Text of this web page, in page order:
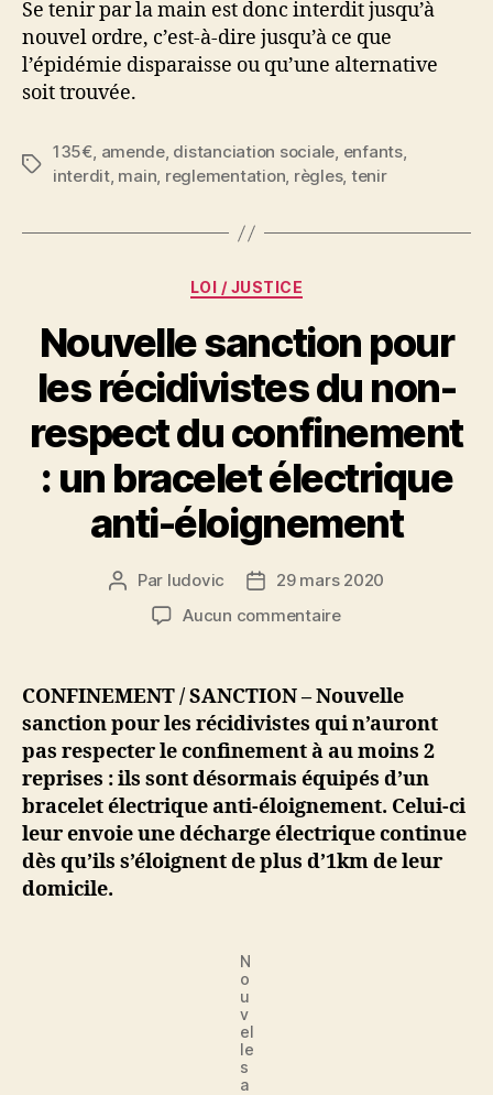
Se tenir par la main est donc interdit jusqu’à
nouvel ordre, c’est-à-dire jusqu’à ce que
l’épidémie disparaisse ou qu’une alternative
soit trouvée.
Étiquettes
135€, amende, distanciation sociale, enfants,
interdit, main, reglementation, règles, tenir
Catégories
LOI / JUSTICE
Nouvelle sanction pour
les récidivistes du non-
respect du confinement
: un bracelet électrique
anti-éloignement
Auteur
l’article
Par ludovic
Date29 mars 2020
Aucun commentairesur
les
récidivistes
du
non-
respect
du
confinement
CONFINEMENT / SANCTION – Nouvelle
sanction pour les récidivistes qui n’auront
pas respecter le confinement à au moins 2
reprises : ils sont désormais équipés d’un
bracelet électrique anti-éloignement. Celui-ci
leur envoie une décharge électrique continue
dès qu’ils s’éloignent de plus d’1km de leur
domicile.
N
o
u
v
el
le
s
a